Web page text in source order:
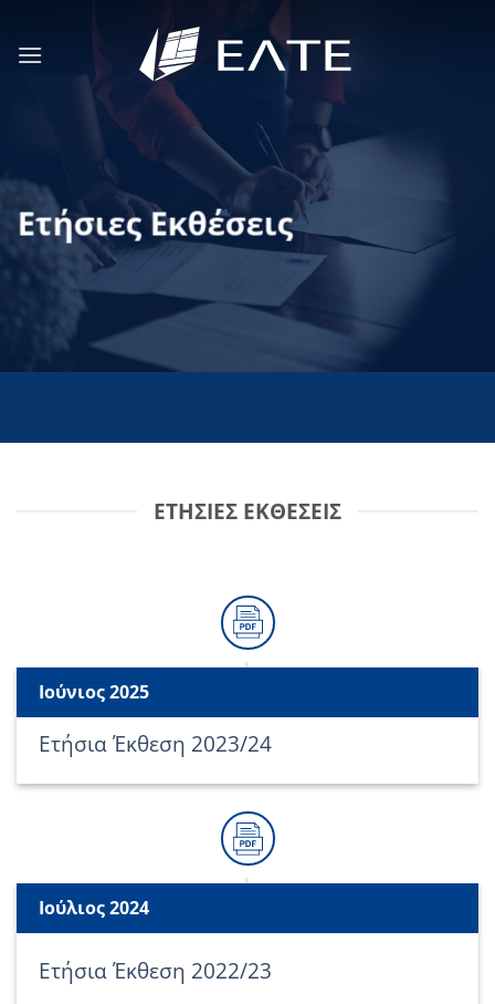
περιεχόμενο
Ετήσιες Εκθέσεις
ΕΤΉΣΙΕΣ ΕΚΘΈΣΕΙΣ
Ιούνιος 2025
Ετήσια Έκθεση 2023/24
Ιούλιος 2024
Ετήσια Έκθεση 2022/23